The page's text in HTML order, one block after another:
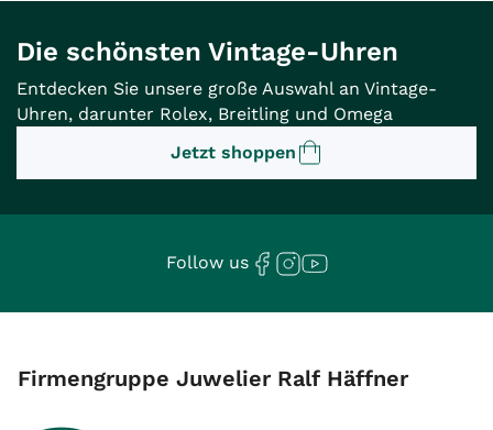
Die schönsten Vintage-Uhren
Entdecken Sie unsere große Auswahl an Vintage-
Uhren, darunter Rolex, Breitling und Omega
Jetzt shoppen
Follow us
Firmengruppe Juwelier Ralf Häffner